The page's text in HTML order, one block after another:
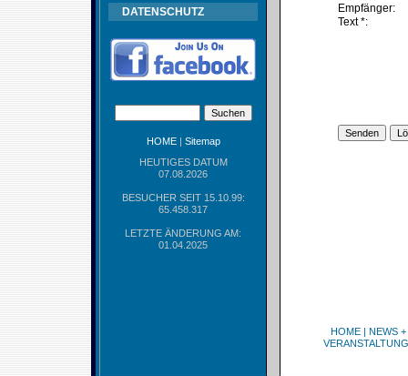
DATENSCHUTZ
HOME| Sitemap
HEUTIGES DATUM
07.08.2026
BESUCHER SEIT 15.10.99:
65.458.317
LETZTE ÄNDERUNG AM:
01.04.2025
Empfänger:
Text *:
HOME| NEWS